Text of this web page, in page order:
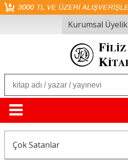
Kurumsal Üyelik
Çok Satanlar